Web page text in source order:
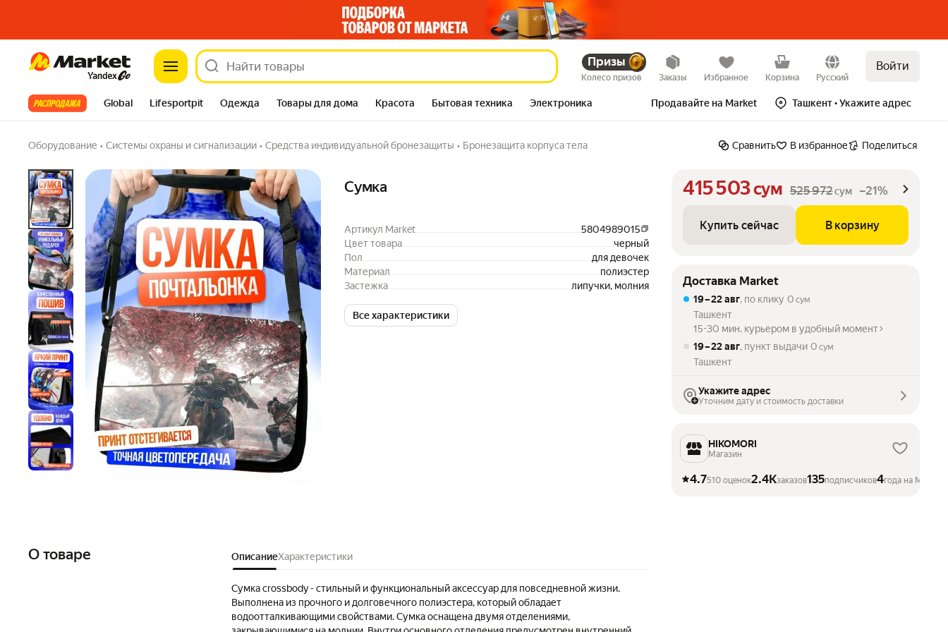
Market Призы
Колесо призов Заказы Избранное Корзина Русский
Войти
Все хиты Global Lifesportpit Одежда Товары для дома Красота Бытовая техника Электроника Продавайте на Market Ташкент• Укажите адрес
Оборудование • Системы охраны и сигнализации • Средства индивидуальной бронезащиты • Бронезащита корпуса тела Сравнить В избранное Поделиться
Сумка
Артикул Market
5804989015
Цвет товара
черный
Пол
для девочек
Материал
полиэстер
Застежка
липучки, молния
Все характеристики
415 503сум 525 972сум –21%
Купить сейчас В корзину
Сумка
Задать вопрос 525 972сум –21% Купить сейчас В корзину
Доставка Market
19 – 22 авг, по клику 0 сум
Ташкент
15-30 мин. курьером в удобный момент
19 – 22 авг, пункт выдачи 0 сум
Ташкент
Укажите адрес
Уточним дату и стоимость доставки
HIKOMORI
Магазин
4.7510 оценок2.4Kзаказов135подписчиков4года на Маркете
О товаре ОписаниеХарактеристики
Сумка crossbody - стильный и функциональный аксессуар для повседневной жизни.
Выполнена из прочного и долговечного полиэстера, который обладает
водоотталкивающими свойствами. Сумка оснащена двумя отделениями,